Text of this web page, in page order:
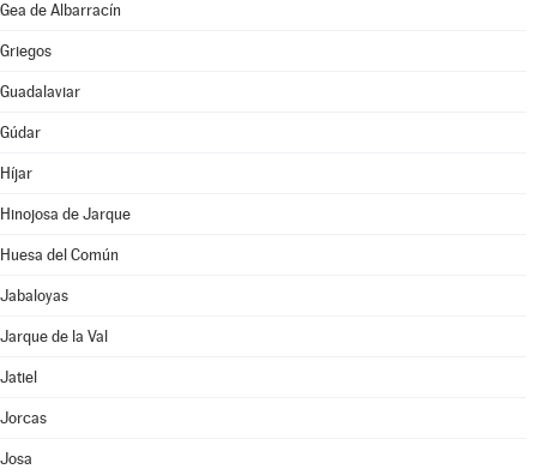
Gea de Albarracín
Griegos
Guadalaviar
Gúdar
Híjar
Hinojosa de Jarque
Huesa del Común
Jabaloyas
Jarque de la Val
Jatiel
Jorcas
Josa